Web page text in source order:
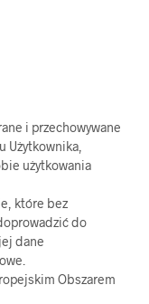
i przechowywane
Użytkownika,
użytkowania
które bez
do
dane
Obszarem